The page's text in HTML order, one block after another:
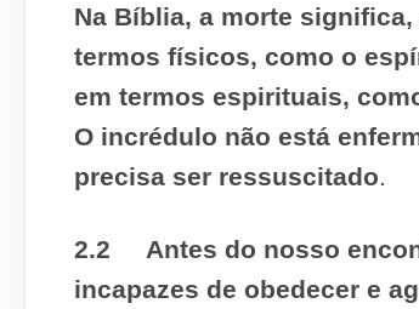
Na Bíblia, a morte
termos físicos, como o
em termos espirituais,
O incrédulo não está
precisa ser ressuscitado.
2.2 Antes do nosso
incapazes de obedecer e